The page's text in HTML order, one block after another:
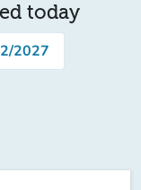
today
2027